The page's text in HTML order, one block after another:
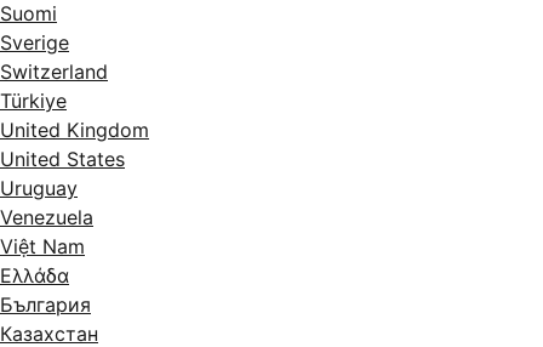
Suomi
Sverige
Switzerland
Türkiye
United Kingdom
United States
Uruguay
Venezuela
Việt Nam
Ελλάδα
България
Казахстан